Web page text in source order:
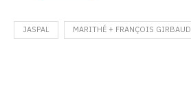
JASPAL MARITHÉ + FRANÇOIS GIRBAUD